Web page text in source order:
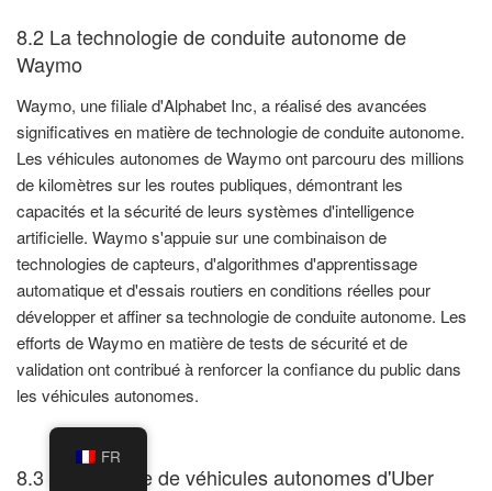
8.2 La technologie de conduite autonome de
Waymo
Waymo, une filiale d'Alphabet Inc, a réalisé des avancées
significatives en matière de technologie de conduite autonome.
Les véhicules autonomes de Waymo ont parcouru des millions
de kilomètres sur les routes publiques, démontrant les
capacités et la sécurité de leurs systèmes d'intelligence
artificielle. Waymo s'appuie sur une combinaison de
technologies de capteurs, d'algorithmes d'apprentissage
automatique et d'essais routiers en conditions réelles pour
développer et affiner sa technologie de conduite autonome. Les
efforts de Waymo en matière de tests de sécurité et de
validation ont contribué à renforcer la confiance du public dans
les véhicules autonomes.
8.3 Programme de véhicules autonomes d'Uber
FR